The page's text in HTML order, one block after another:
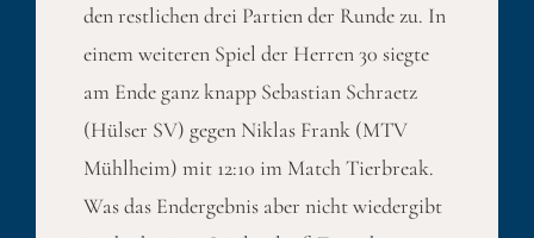
den restlichen drei Partien der Runde zu. In
einem weiteren Spiel der Herren 30 siegte
am Ende ganz knapp Sebastian Schraetz
(Hülser SV) gegen Niklas Frank (MTV
Mühlheim) mit 12:10 im Match Tierbreak.
Was das Endergebnis aber nicht wiedergibt